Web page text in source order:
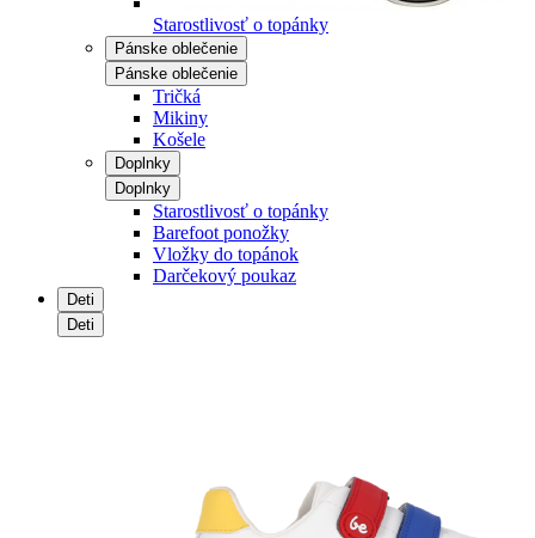
Starostlivosť o topánky
Pánske oblečenie
Pánske oblečenie
Tričká
Mikiny
Košele
Doplnky
Doplnky
Starostlivosť o topánky
Barefoot ponožky
Vložky do topánok
Darčekový poukaz
Deti
Deti